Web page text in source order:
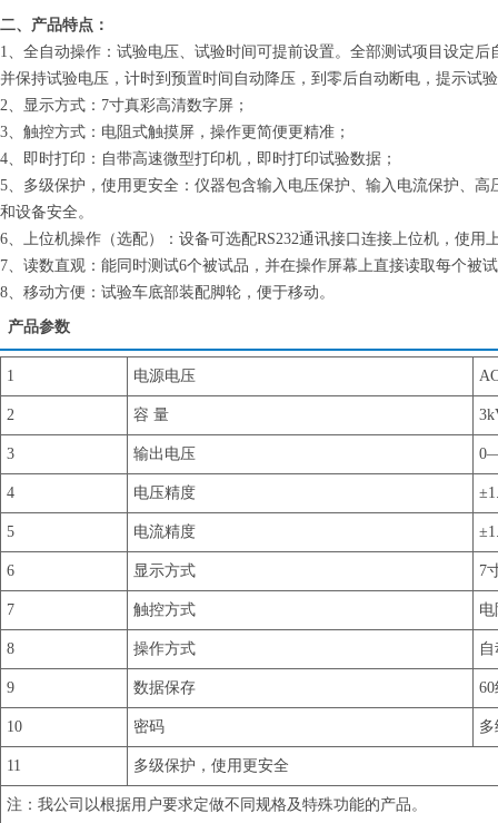
二、产品特点：
1、全自动操作：试验电压、试验时间可提前设置。全部测试项目设定
并保持试验电压，计时到预置时间自动降压，到零后自动断电，提示试
2、显示方式：7寸真彩高清数字屏；
3、触控方式：电阻式触摸屏，操作更简便更精准；
4、即时打印：自带高速微型打印机，即时打印试验数据；
5、多级保护，使用更安全：仪器包含输入电压保护、输入电流保护、
和设备安全。
6、上位机操作（选配）：设备可选配RS232通讯接口连接上位机，使用
7、读数直观：能同时测试6个被试品，并在操作屏幕上直接读取每个被
8、移动方便：试验车底部装配脚轮，便于移动。
产品参数
1 电源电压
2 容 量
3 输出电压
4 电压精度
5 电流精度
6 显示方式 7
7 触控方式
8 操作方式
9 数据保存
10 密码
11 多级保护，使用更安全
注：我公司以根据用户要求定做不同规格及特殊功能的产品。